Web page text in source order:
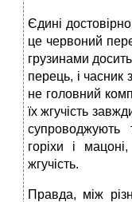
Єдині
це червоний
грузинами
перець, і
не головний
їх жгучість
супроводжують
горіхи і
жгучість.
Правда, між